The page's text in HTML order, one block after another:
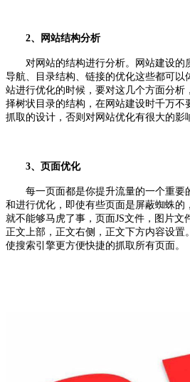
2、网站结构分析
对网站的结构进行分析。网站建设的
导航、目录结构、链接的优化这些都可以
站进行优化的时候，要对这几个方面分析
择树状目录的结构，在网站建设时千万不
抓取的设计，否则对网站优化有很大的影
3、页面优化
每一页面都是你提升流量的一个重要
和进行优化，即使有些页面是屏蔽蜘蛛的
就不能够马虎了事，页面JS文件，图片文
正文上部，正文右侧，正文下方内容设置
使搜索引擎更方便快捷的抓取所有页面。